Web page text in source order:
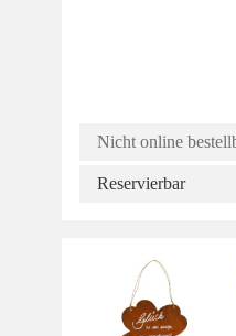
Nicht online
Reservierbar